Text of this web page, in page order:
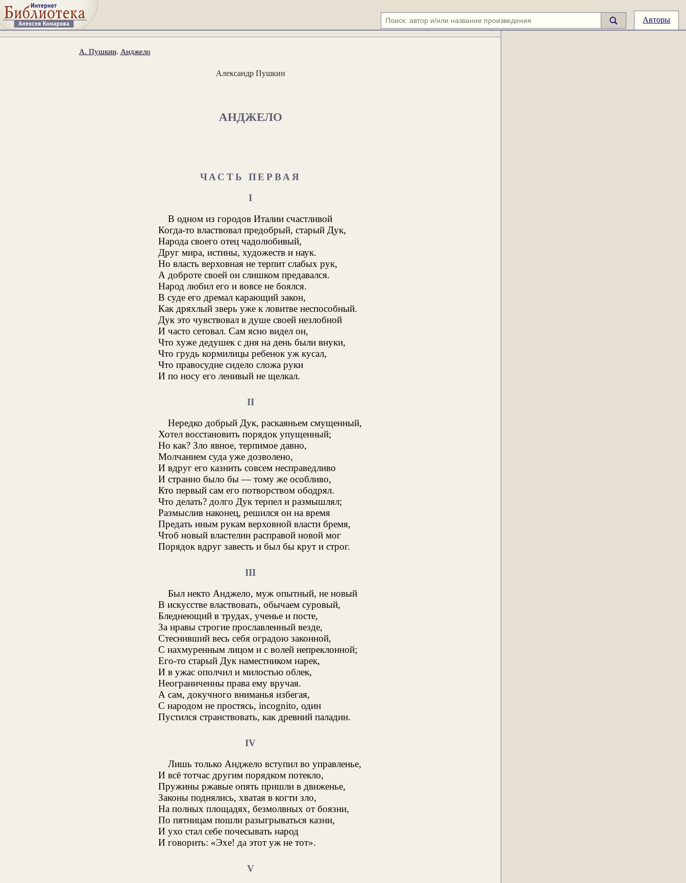
Авторы
А. Пушкин. Анджело
Александр Пушкин
АНДЖЕЛО
ЧАСТЬ ПЕРВАЯ
I
В одном из городов Италии счастливой
Когда-то властвовал предобрый, старый Дук,
Народа своего отец чадолюбивый,
Друг мира, истины, художеств и наук.
Но власть верховная не терпит слабых рук,
А доброте своей он слишком предавался.
Народ любил его и вовсе не боялся.
В суде его дремал карающий закон,
Как дряхлый зверь уже к ловитве неспособный.
Дук это чувствовал в душе своей незлобной
И часто сетовал. Сам ясно видел он,
Что хуже дедушек с дня на день были внуки,
Что грудь кормилицы ребенок уж кусал,
Что правосудие сидело сложа руки
И по носу его ленивый не щелкал.
II
Нередко добрый Дук, раскаяньем смущенный,
Хотел восстановить порядок упущенный;
Но как? Зло явное, терпимое давно,
Молчанием суда уже дозволено,
И вдруг его казнить совсем несправедливо
И странно было бы — тому же особливо,
Кто первый сам его потворством ободрял.
Что делать? долго Дук терпел и размышлял;
Размыслив наконец, решился он на время
Предать иным рукам верховной власти бремя,
Чтоб новый властелин расправой новой мог
Порядок вдруг завесть и был бы крут и строг.
III
Был некто Анджело, муж опытный, не новый
В искусстве властвовать, обычаем суровый,
Бледнеющий в трудах, ученье и посте,
За нравы строгие прославленный везде,
Стеснивший весь себя оградою законной,
С нахмуренным лицом и с волей непреклонной;
Его-то старый Дук наместником нарек,
И в ужас ополчил и милостью облек,
Неограниченны права ему вручая.
А сам, докучного вниманья избегая,
С народом не простясь, incognito, один
Пустился странствовать, как древний паладин.
IV
Лишь только Анджело вступил во управленье,
И всё тотчас другим порядком потекло,
Пружины ржавые опять пришли в движенье,
Законы поднялись, хватая в когти зло,
На полных площадях, безмолвных от боязни,
По пятницам пошли разыгрываться казни,
И ухо стал себе почесывать народ
И говорить: «Эхе! да этот уж не тот».
V